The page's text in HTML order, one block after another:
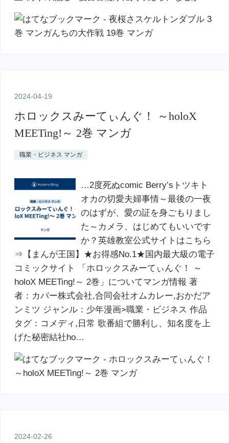
2024-04-19
ホロックスみーてぃんぐ！ ～holoX
MEETing!～ 2巻 マンガ
職業・ビジネス マンガ
…2度死ぬcomic Berry’sトツキト
オカの切愛夫婦事情～最後の一夜
のはずが、愛の証を身ごもりまし
た～カメラ、はじめてもいいです
か？英雄教室公式サイトはこちら
⇒【まんが王国】★お得感No.1★国内最大級の電子
コミックサイト 「ホロックスみーてぃんぐ！ ～
holoX MEETing!～ 2巻」についてマンガ情報 著
者：カバー株式会社,合同会社オムカレー,おかだア
ンミツ ジャンル：少年漫画>職業・ビジネス 作品
タグ：コメディ,日常 歌番組で勝利し、知名度を上
げた秘密結社ho…
2024-02-26